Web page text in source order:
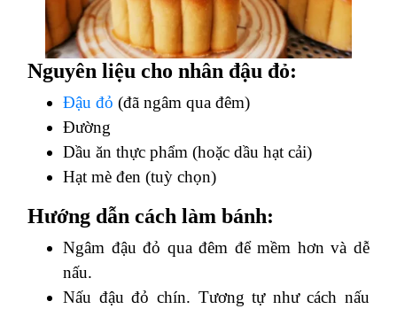
Nguyên liệu cho nhân đậu đỏ:
Đậu đỏ (đã ngâm qua đêm)
Đường
Dầu ăn thực phẩm (hoặc dầu hạt cải)
Hạt mè đen (tuỳ chọn)
Hướng dẫn cách làm bánh:
Ngâm đậu đỏ qua đêm để mềm hơn và dễ
nấu.
Nấu đậu đỏ chín. Tương tự như cách nấu